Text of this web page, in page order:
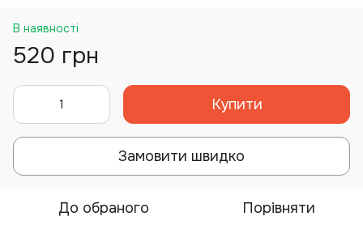
В наявності
520 грн
Купити
Замовити швидко
До обраного Порівняти